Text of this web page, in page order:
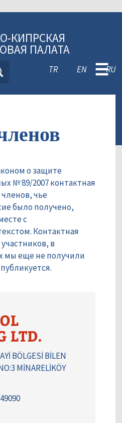
КИПРСКАЯ
ПАЛАТА
TR EN RU
☰
о защите
№ 89/2007 контактная
чье
было получено,
с
Контактная
в
мы еще не получили
LTD.
BÖLGESİ BİLEN
MİNARELİKÖY